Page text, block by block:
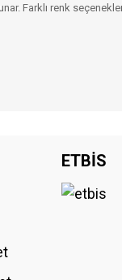
Farklı renk
ETBİS